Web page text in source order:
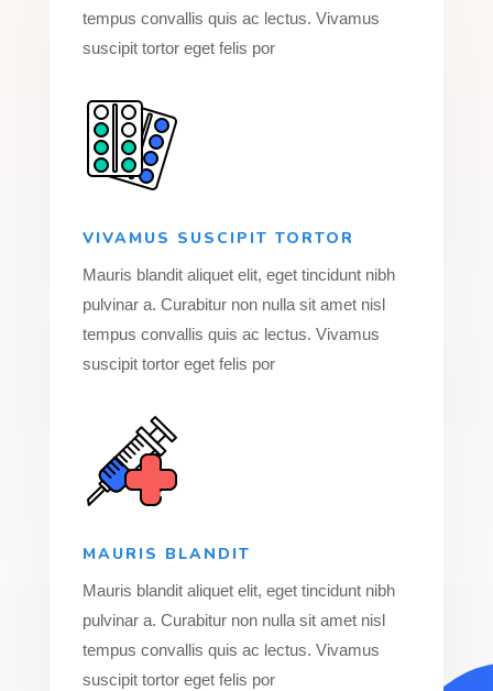
tempus convallis quis ac lectus. Vivamus
suscipit tortor eget felis por
VIVAMUS SUSCIPIT TORTOR
Mauris blandit aliquet elit, eget tincidunt nibh
pulvinar a. Curabitur non nulla sit amet nisl
tempus convallis quis ac lectus. Vivamus
suscipit tortor eget felis por
MAURIS BLANDIT
Mauris blandit aliquet elit, eget tincidunt nibh
pulvinar a. Curabitur non nulla sit amet nisl
tempus convallis quis ac lectus. Vivamus
suscipit tortor eget felis por